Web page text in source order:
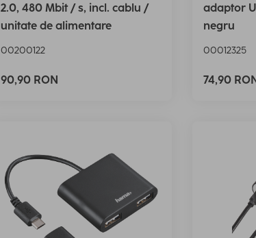
2.0, 480 Mbit / s, incl. cablu /
unitate de alimentare
00200122
90,90 RON
adaptor
negru
00012325
74,90